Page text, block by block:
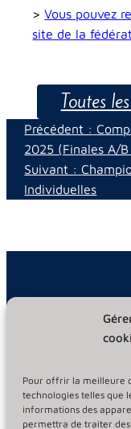
Pour offrir la meilleure
technologies telles que
informations des
permettra de traiter
>Vous pouvez
site de la
Toutes
Précédent :
2025 (Finales A/
Suivant :
Individuelles
Informations
Politique